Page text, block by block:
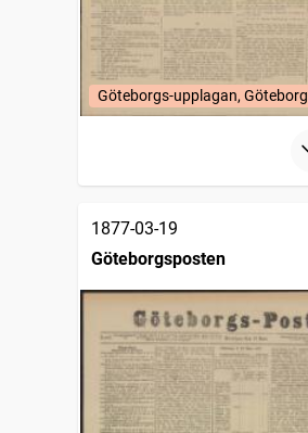
Göteborgs-upplagan, Göteborg
1877-03-19
Göteborgsposten